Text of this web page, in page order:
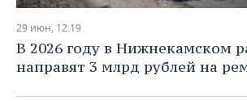
29 июн, 12:19
В 2026 году в Нижнекамском
направят 3 млрд рублей на